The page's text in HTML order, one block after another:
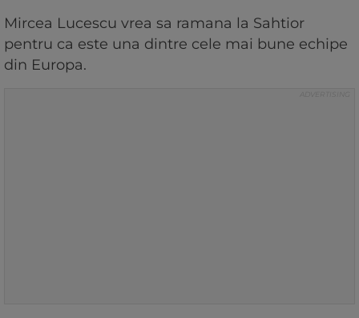
Mircea Lucescu vrea sa ramana la Sahtior
pentru ca este una dintre cele mai bune echipe
din Europa.